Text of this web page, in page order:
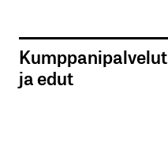
Kumppanipalvelut
ja edut